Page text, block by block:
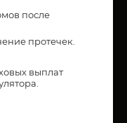
после
протечек.
выплат